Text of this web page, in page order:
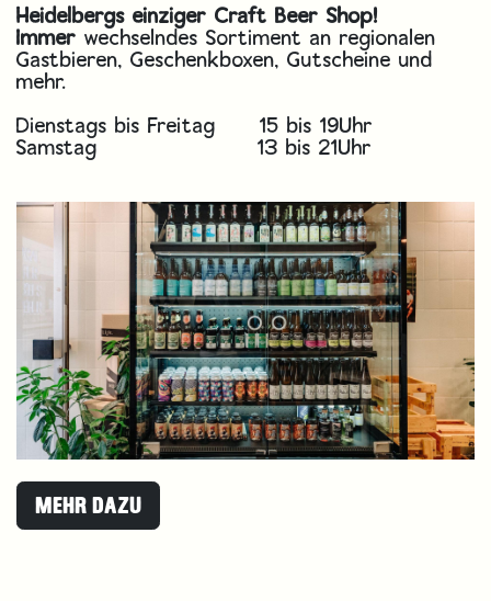
Heidelbergs einziger Craft Beer Shop!
Immer wechselndes Sortiment an regionalen
Gastbieren, Geschenkboxen, Gutscheine und
mehr.
Dienstags bis Freitag
​​15 bis 19Uhr
Samstag ​​​​​13 bis 21Uhr
MEHR DAZU